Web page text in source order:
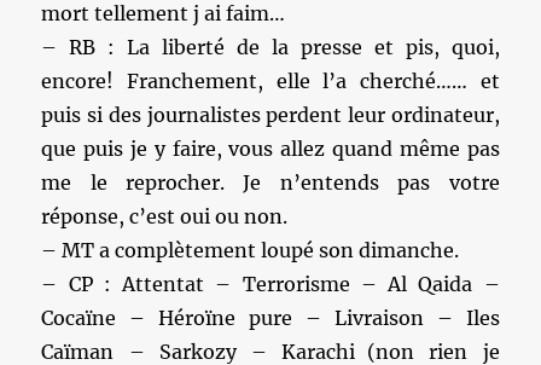
mort tellement j ai faim…
– RB : La liberté de la presse et pis, quoi,
encore! Franchement, elle l’a cherché…… et
puis si des journalistes perdent leur ordinateur,
que puis je y faire, vous allez quand même pas
me le reprocher. Je n’entends pas votre
réponse, c’est oui ou non.
– MT a complètement loupé son dimanche.
– CP : Attentat – Terrorisme – Al Qaida –
Cocaïne – Héroïne pure – Livraison – Iles
Caïman – Sarkozy – Karachi (non rien je